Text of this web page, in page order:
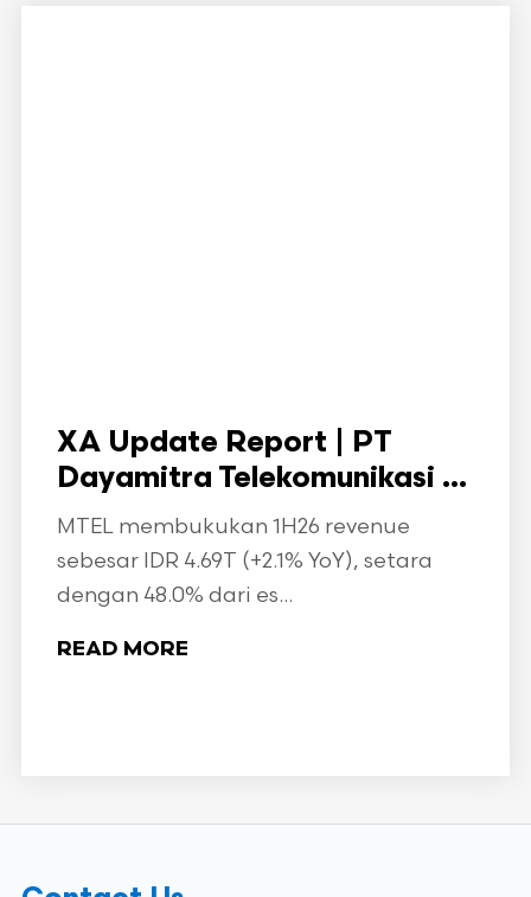
XA Update Report | PT
Dayamitra Telekomunikasi ...
MTEL membukukan 1H26 revenue
sebesar IDR 4.69T (+2.1% YoY), setara
dengan 48.0% dari es...
READ MORE